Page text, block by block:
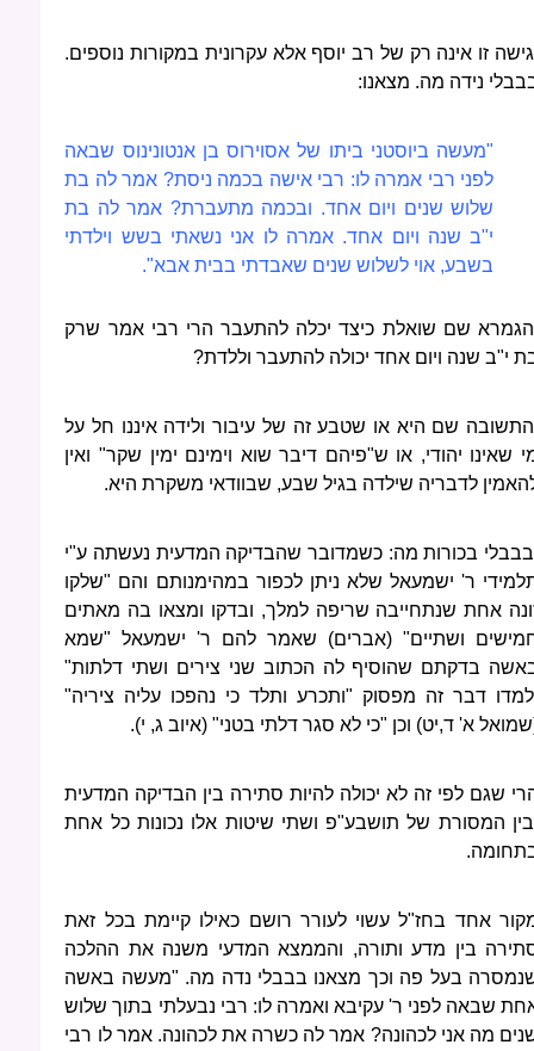
זו אינה רק של רב יוסף אלא עקרונית במקורות נוספים.
נידה מה. מצאנו:
"מעשה ביוסטני ביתו של אסוירוס בן אנטונינוס שבאה
לפני רבי אמרה לו: רבי אישה בכמה ניסת? אמר לה בת
שלוש שנים ויום אחד. ובכמה מתעברת? אמר לה בת
י"ב שנה ויום אחד. אמרה לו אני נשאתי בשש וילדתי
בשבע, אוי לשלוש שנים שאבדתי בבית אבא".
שם שואלת כיצד יכלה להתעבר הרי רבי אמר שרק
י"ב שנה ויום אחד יכולה להתעבר וללדת?
שם היא או שטבע זה של עיבור ולידה איננו חל על
שאינו יהודי, או ש"פיהם דיבר שוא וימינם ימין שקר" ואין
לדבריה שילדה בגיל שבע, שבוודאי משקרת היא.
בכורות מה: כשמדובר שהבדיקה המדעית נעשתה ע"י
ר' ישמעאל שלא ניתן לכפור במהימנותם והם "שלקו
אחת שנתחייבה שריפה למלך, ובדקו ומצאו בה מאתים
ושתיים" (אברים) שאמר להם ר' ישמעאל "שמא
בדקתם שהוסיף לה הכתוב שני צירים ושתי דלתות"
דבר זה מפסוק "ותכרע ותלד כי נהפכו עליה ציריה"
א' ד,יט) וכן "כי לא סגר דלתי בטני" (איוב ג, י).
שגם לפי זה לא יכולה להיות סתירה בין הבדיקה המדעית
המסורת של תושבע"פ ושתי שיטות אלו נכונות כל אחת
אחד בחז"ל עשוי לעורר רושם כאילו קיימת בכל זאת
בין מדע ותורה, והממצא המדעי משנה את ההלכה
בעל פה וכך מצאנו בבבלי נדה מה. "מעשה באשה
שבאה לפני ר' עקיבא ואמרה לו: רבי נבעלתי בתוך שלוש
מה אני לכהונה? אמר לה כשרה את לכהונה. אמר לו רבי